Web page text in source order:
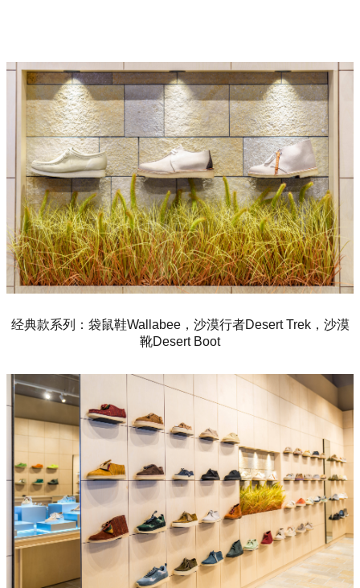
经典款系列：袋鼠鞋Wallabee，沙漠行者Desert Trek，沙漠
靴Desert Boot